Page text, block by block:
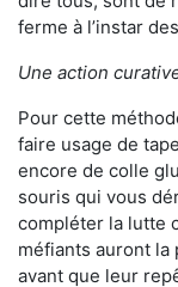
ferme à l’instar
Une action
Pour cette
faire usage de
encore de colle
souris qui vous
compléter la lutte
méfiants auront
avant que leur